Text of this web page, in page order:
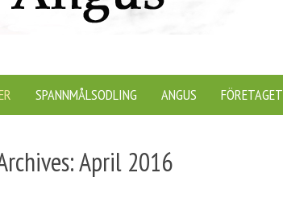
SPANNMÅLSODLING ANGUS FÖRETAGET
April 2016